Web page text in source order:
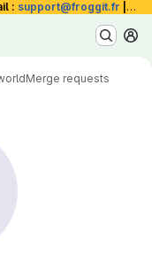
: support@froggit.fr La
Merge requests